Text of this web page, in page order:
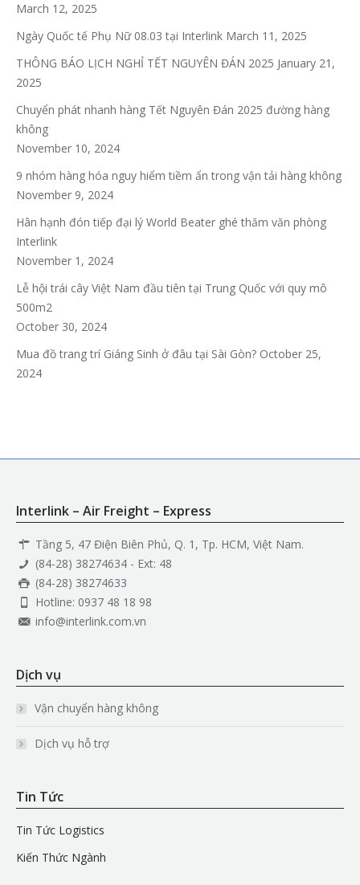
March 12, 2025
Ngày Quốc tế Phụ Nữ 08.03 tại Interlink March 11, 2025
THÔNG BÁO LỊCH NGHỈ TẾT NGUYÊN ĐÁN 2025 January 21,
2025
Chuyển phát nhanh hàng Tết Nguyên Đán 2025 đường hàng
không
November 10, 2024
9 nhóm hàng hóa nguy hiểm tiềm ẩn trong vận tải hàng không
November 9, 2024
Hân hạnh đón tiếp đại lý World Beater ghé thăm văn phòng
Interlink
November 1, 2024
Lễ hội trái cây Việt Nam đầu tiên tại Trung Quốc với quy mô
500m2
October 30, 2024
Mua đồ trang trí Giáng Sinh ở đâu tại Sài Gòn? October 25,
2024
Interlink – Air Freight – Express
Tầng 5, 47 Điện Biên Phủ, Q. 1, Tp. HCM, Việt Nam.
(84-28) 38274634 - Ext: 48
(84-28) 38274633
Hotline: 0937 48 18 98
info@interlink.com.vn
Dịch vụ
Vận chuyển hàng không
Dịch vụ hỗ trợ
Tin Tức
Tin Tức Logistics
Kiến Thức Ngành